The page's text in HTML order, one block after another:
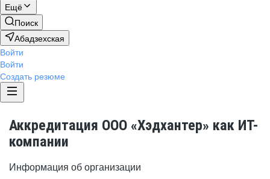
Ещё
Поиск
Абадзехская
Войти
Войти
Создать резюме
Аккредитация ООО «Хэдхантер» как ИТ-
компании
Информация об организации